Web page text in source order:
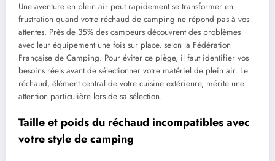
Une aventure en plein air peut rapidement se transformer en
frustration quand votre réchaud de camping ne répond pas à vos
attentes. Près de 35% des campeurs découvrent des problèmes
avec leur équipement une fois sur place, selon la Fédération
Française de Camping. Pour éviter ce piège, il faut identifier vos
besoins réels avant de sélectionner votre matériel de plein air. Le
réchaud, élément central de votre cuisine extérieure, mérite une
attention particulière lors de sa sélection.
Taille et poids du réchaud incompatibles avec
votre style de camping